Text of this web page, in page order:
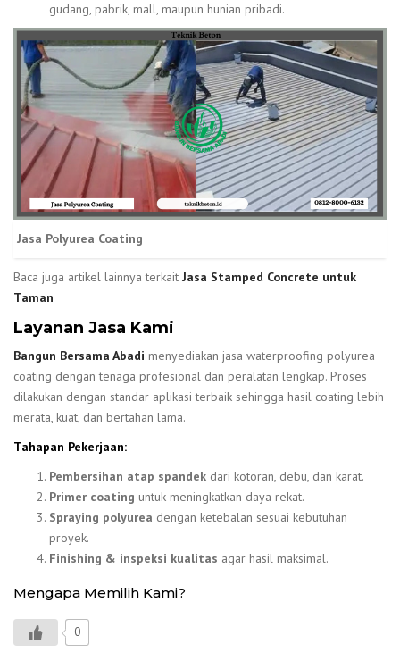
gudang, pabrik, mall, maupun hunian pribadi.
Jasa Polyurea Coating
Baca juga artikel lainnya terkait Jasa Stamped Concrete untuk
Taman
Layanan Jasa Kami
Bangun Bersama Abadi menyediakan jasa waterproofing polyurea
coating dengan tenaga profesional dan peralatan lengkap. Proses
dilakukan dengan standar aplikasi terbaik sehingga hasil coating lebih
merata, kuat, dan bertahan lama.
Tahapan Pekerjaan:
Pembersihan atap spandek dari kotoran, debu, dan karat.
Primer coating untuk meningkatkan daya rekat.
Spraying polyurea dengan ketebalan sesuai kebutuhan
proyek.
Finishing & inspeksi kualitas agar hasil maksimal.
Mengapa Memilih Kami?
0